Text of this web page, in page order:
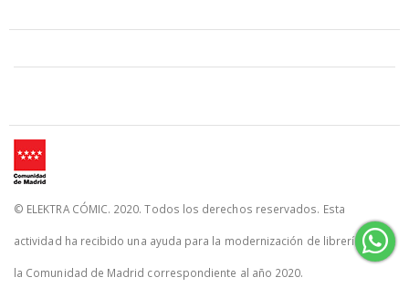
© ELEKTRA CÓMIC. 2020. Todos los derechos reservados. Esta
actividad ha recibido una ayuda para la modernización de librerías de
la Comunidad de Madrid correspondiente al año 2020.